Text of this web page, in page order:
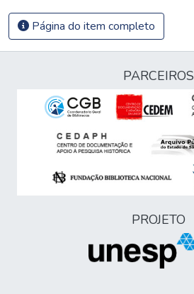
Página do item completo
PARCEIROS
PROJETO